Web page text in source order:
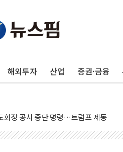
해외투자 산업 증권·금융
재추진…"26일까지 의혹 소명" 요구
밖 부진에 연준 금리 인상 가능성 낮아
, '공동방위협정' 체결… 이스라엘·이
명령 검토…"이르면 다음 주"
르그섬', 최근 1주일 이상 '올스톱'… 美
급등…시장은 "또 개입했나" 촉각